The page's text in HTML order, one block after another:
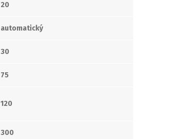
20
automatický
30
75
120
300